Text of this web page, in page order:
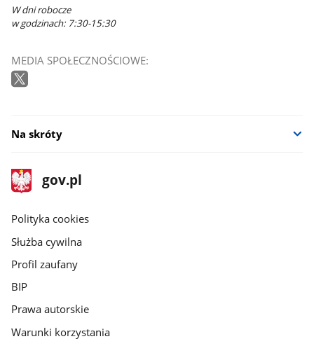
W dni robocze
w godzinach: 7:30-15:30
MEDIA SPOŁECZNOŚCIOWE:
Na skróty
stopka
gov.pl
Strona
gov.pl
gov.pl
Polityka cookies
Służba cywilna
Profil zaufany
BIP
Prawa autorskie
Warunki korzystania